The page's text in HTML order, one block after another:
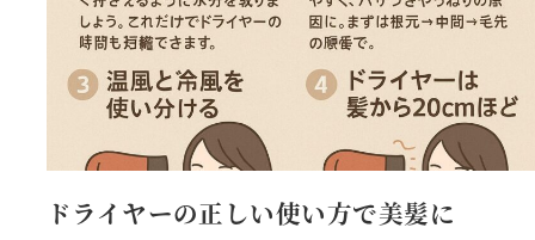
ドライヤーの正しい使い方で美髪に